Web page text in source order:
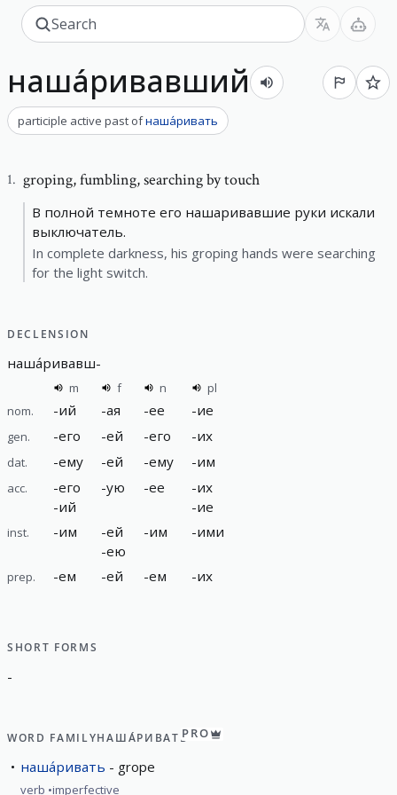
наша́ривавший
participle active past ofнаша́ривать
1. groping,fumbling, searching by touch
В полной темноте его нашаривавшие руки искали
выключатель.
In complete darkness, his groping hands were searching
for the light switch.
DECLENSION
наша́ривавш-
m f n
pl
nom.
-ий -ая -ее -ие
gen. -его -ей -его -их
dat. -ему -ей -ему -им
acc. -его
-ий
-ую -ее -их
-ие
inst. -им -ей
-ею
-им -ими
prep. -ем -ей -ем -их
SHORT FORMS
-
WORD FAMILYНАША́РИВАТЬPRO
наша́ривать grope
verb imperfective